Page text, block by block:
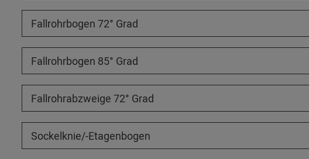
Fallrohrbogen 72° Grad
Fallrohrbogen 85° Grad
Fallrohrabzweige 72° Grad
Sockelknie/-Etagenbogen